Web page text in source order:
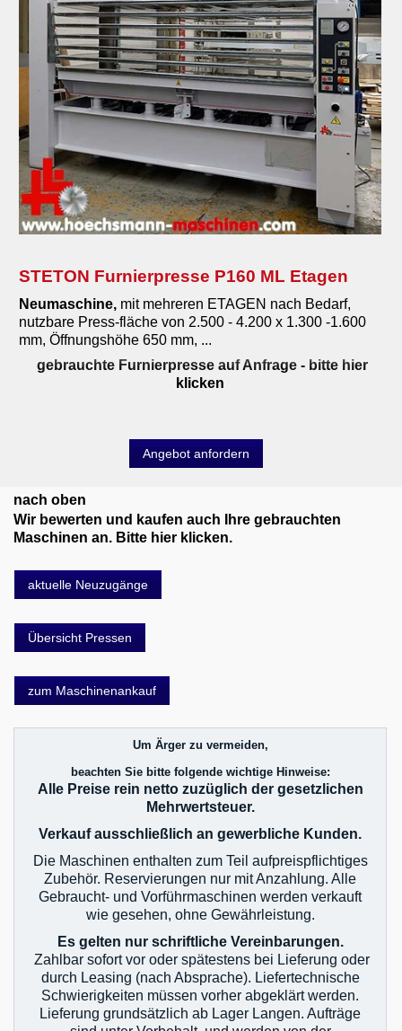
STETON Furnierpresse P160 ML Etagen
Neumaschine, mit mehreren ETAGEN nach Bedarf,
nutzbare Press-fläche von 2.500 - 4.200 x 1.300 -1.600
mm, Öffnungshöhe 650 mm, ...
gebrauchte Furnierpresse auf Anfrage- bitte hier
klicken
Angebot anfordern
nach oben
Wir bewerten und kaufen auch Ihre gebrauchten
Maschinen an. Bitte hier klicken.
aktuelle Neuzugänge
Übersicht Pressen
zum Maschinenankauf
Um Ärger zu vermeiden,
beachten Sie bitte folgende wichtige Hinweise:
Alle Preise rein netto zuzüglich der gesetzlichen
Mehrwertsteuer.
Verkauf ausschließlich an gewerbliche Kunden.
Die Maschinen enthalten zum Teil aufpreispflichtiges
Zubehör. Reservierungen nur mit Anzahlung. Alle
Gebraucht- und Vorführmaschinen werden verkauft
wie gesehen, ohne Gewährleistung.
Es gelten nur schriftliche Vereinbarungen.
Zahlbar sofort vor oder spätestens bei Lieferung oder
durch Leasing (nach Absprache). Liefertechnische
Schwierigkeiten müssen vorher abgeklärt werden.
Lieferung grundsätzlich ab Lager Langen. Aufträge